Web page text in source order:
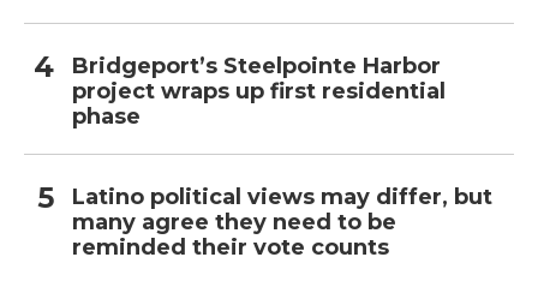
Bridgeport’s Steelpointe Harbor
project wraps up first residential
phase
Latino political views may differ, but
many agree they need to be
reminded their vote counts